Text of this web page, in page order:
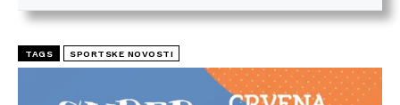
TAGS SPORTSKE NOVOSTI